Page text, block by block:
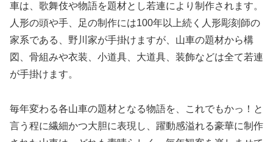
車は、歌舞伎や物語を題材とし若連により制作されます。
人形の頭や手、足の制作には100年以上続く人形彫刻師の
家系である、野川家が手掛けますが、山車の題材から構
図、骨組みや衣装、小道具、大道具、装飾などは全て若連
が手掛けます。
毎年変わる各山車の題材となる物語を、これでもかっ！と
言う程に繊細かつ大胆に表現し、躍動感溢れる豪華に制作